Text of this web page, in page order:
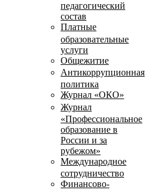
педагогический
состав
Платные
образовательные
услуги
Общежитие
Антикоррупционная
политика
Журнал «ОКО»
Журнал
«Профессиональное
образование в
России и за
рубежом»
Международное
сотрудничество
Финансово-